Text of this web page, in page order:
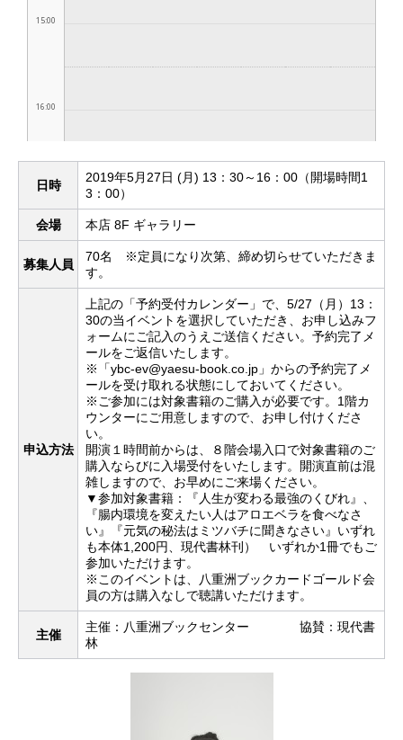
日時
2019年5月27日 (月) 13：30～16：00（開場時間1
3：00）
会場 本店 8F ギャラリー
募集人員
70名 ※定員になり次第、締め切らせていただきま
す。
申込方法
上記の「予約受付カレンダー」で、5/27（月）13：
30の当イベントを選択していただき、お申し込みフ
ォームにご記入のうえご送信ください。予約完了メ
ールをご返信いたします。
※「ybc-ev@yaesu-book.co.jp」からの予約完了メ
ールを受け取れる状態にしておいてください。
※ご参加には対象書籍のご購入が必要です。1階カ
ウンターにご用意しますので、お申し付けくださ
い。
開演１時間前からは、８階会場入口で対象書籍のご
購入ならびに入場受付をいたします。開演直前は混
雑しますので、お早めにご来場ください。
▼参加対象書籍：『人生が変わる最強のくびれ』、
『腸内環境を変えたい人はアロエベラを食べなさ
い』『元気の秘法はミツバチに聞きなさい』いずれ
も本体1,200円、現代書林刊） いずれか1冊でもご
参加いただけます。
※このイベントは、八重洲ブックカードゴールド会
員の方は購入なしで聴講いただけます。
主催
主催：八重洲ブックセンター 協賛：現代書
林